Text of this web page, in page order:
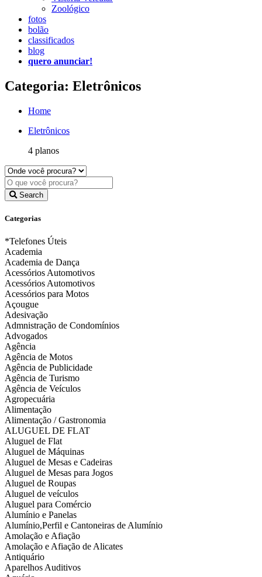
Zoológico
fotos
bolão
classificados
blog
quero anunciar!
Categoria: Eletrônicos
Home
Eletrônicos
4 planos
Search
Categorias
*Telefones Úteis
Academia
Academia de Dança
Acessórios Automotivos
Acessórios Automotivos
Acessórios para Motos
Açougue
Adesivação
Admnistração de Condomínios
Advogados
Agência
Agência de Motos
Agência de Publicidade
Agência de Turismo
Agência de Veículos
Agropecuária
Alimentação
Alimentação / Gastronomia
ALUGUEL DE FLAT
Aluguel de Flat
Aluguel de Máquinas
Aluguel de Mesas e Cadeiras
Aluguel de Mesas para Jogos
Aluguel de Roupas
Aluguel de veículos
Aluguel para Comércio
Alumínio e Panelas
Alumínio,Perfil e Cantoneiras de Alumínio
Amolação e Afiação
Amolação e Afiação de Alicates
Antiquário
Aparelhos Auditivos